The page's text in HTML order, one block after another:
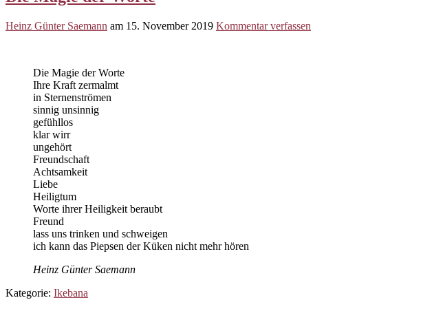
Heinz Günter Saemann am 15. November 2019 Kommentar verfassen
Die Magie der Worte
Ihre Kraft zermalmt
in Sternenströmen
sinnig unsinnig
gefühllos
klar wirr
ungehört
Freundschaft
Achtsamkeit
Liebe
Heiligtum
Worte ihrer Heiligkeit beraubt
Freund
lass uns trinken und schweigen
ich kann das Piepsen der Küken nicht mehr hören
Heinz Günter Saemann
Kategorie: Ikebana